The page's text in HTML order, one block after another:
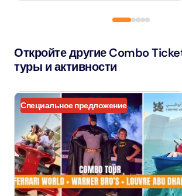
Откройте другие Combo
туры и активности
Специальное предложение